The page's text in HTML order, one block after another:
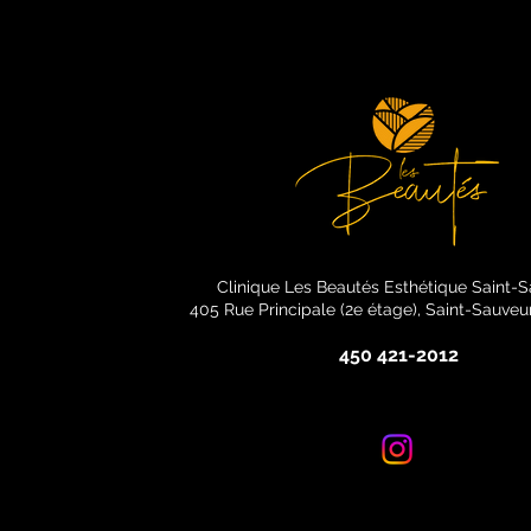
Clinique Les Beautés Esthétique Saint-
405 Rue Principale (2e étage), Saint-
450 421-2012